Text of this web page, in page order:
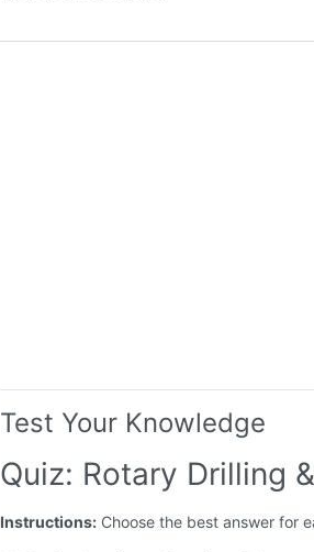
Test Your Knowledge
Quiz: Rotary Drilling
Instructions: Choose the best answer for